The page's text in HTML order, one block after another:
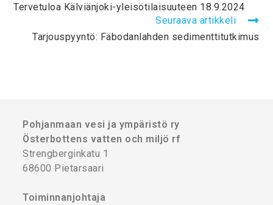
Tervetuloa Kälviänjoki-yleisötilaisuuteen 18.9.2024
Seuraava artikkeli
Tarjouspyyntö: Fäbodanlahden sedimenttitutkimus
Pohjanmaan vesi ja ympäristö ry
Österbottens vatten och miljö rf
Strengberginkatu 1
68600 Pietarsaari
Toiminnanjohtaja